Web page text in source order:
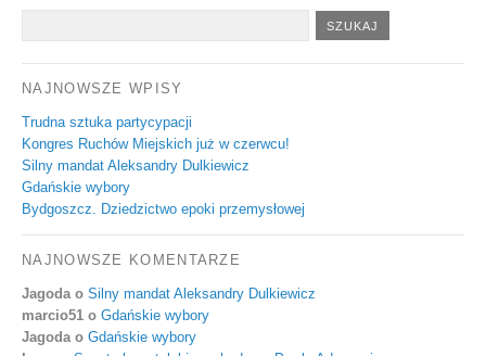
NAJNOWSZE WPISY
Trudna sztuka partycypacji
Kongres Ruchów Miejskich już w czerwcu!
Silny mandat Aleksandry Dulkiewicz
Gdańskie wybory
Bydgoszcz. Dziedzictwo epoki przemysłowej
NAJNOWSZE KOMENTARZE
Jagodao Silny mandat Aleksandry Dulkiewicz
marcio51 o Gdańskie wybory
Jagodao Gdańskie wybory